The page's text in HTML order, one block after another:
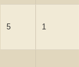
5 1